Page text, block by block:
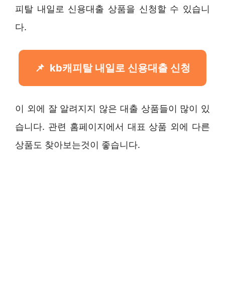
피탈 내일로 신용대출 상품을 신청할 수 있습니
다.
kb캐피탈 내일로 신용대출 신청
이 외에 잘 알려지지 않은 대출 상품들이 많이 있
습니다. 관련 홈페이지에서 대표 상품 외에 다른
상품도 찾아보는것이 좋습니다.